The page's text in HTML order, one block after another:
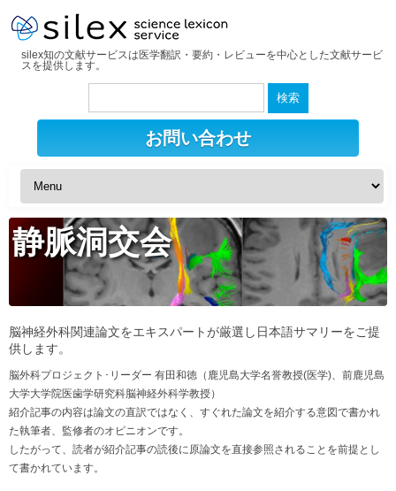
silex知の文献サービスは医学翻訳・要約・レビューを中心とした文献サービ
スを提供します。
検
お問い合わせ
静脈洞交会
脳神経外科関連論文をエキスパートが厳選し日本語サマリーをご提
供します。
脳外科プロジェクト･リーダー 有田和徳（鹿児島大学名誉教授(医学)、前鹿児島
大学大学院医歯学研究科脳神経外科学教授）
紹介記事の内容は論文の直訳ではなく、すぐれた論文を紹介する意図で書かれ
た執筆者、監修者のオピニオンです。
したがって、読者が紹介記事の読後に原論文を直接参照されることを前提とし
て書かれています。